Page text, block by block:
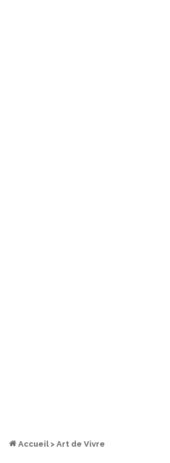
Accueil > Art de Vivre